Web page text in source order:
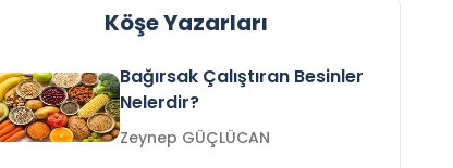
Köşe Yazarları
Bağırsak Çalıştıran Besinler
Nelerdir?
Zeynep GÜÇLÜCAN